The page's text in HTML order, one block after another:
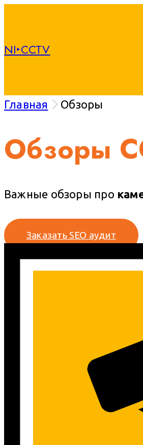
NI‣CCTV
Главная Обзоры
Обзоры
Важные обзоры про
Заказать SEO аудит